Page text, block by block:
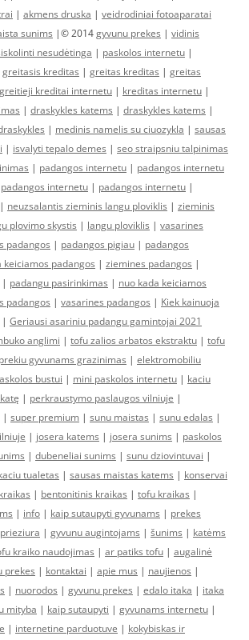
| akmens druska | veidrodiniai fotoaparatai
sunims |© 2014gyvunu prekes | vidinis
nesudėtinga | paskolos internetu |
greitasis kreditas | greitas kreditas | greitas
greitieji kreditai internetu | kreditas internetu |
| draskykles katems | draskykles katems |
| medinis namelis su ciuozykla | sausas
| isvalyti tepalo demes | seo straipsniu talpinimas
| padangos internetu | padangos internetu
padangos internetu | padangos internetu |
| neuzsalantis zieminis langu ploviklis | zieminis
plovimo skystis | langu ploviklis | vasarines
padangos | padangos pigiau | padangos
keiciamos padangos | ziemines padangos |
| padangu pasirinkimas | nuo kada keiciamos
padangos | vasarines padangos | Kiek kainuoja
| Geriausi asariniu padangu gamintojai 2021
anglimi | tofu zalios arbatos ekstraktu | tofu
prekiu gyvunams grazinimas | elektromobiliu
bustui | mini paskolos internetu | kaciu
| perkraustymo paslaugos vilniuje |
| super premium | sunu maistas | sunu edalas |
| josera katems | josera sunims | paskolos
| dubeneliai sunims | sunu dziovintuvai |
tualetas | sausas maistas katems | konservai
| bentonitinis kraikas | tofu kraikas |
| info | kaip sutaupyti gyvunams | prekes
| gyvunu augintojams | šunims | katėms
kraiko naudojimas | ar patiks tofu | augalinė
prekes | kontaktai | apie mus | naujienos |
| nuorodos | gyvunu prekes | edalo itaka | itaka
mityba | kaip sutaupyti | gyvunams internetu |
| internetine parduotuve | kokybiskas ir